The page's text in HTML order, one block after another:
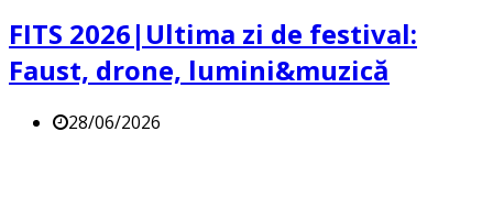
FITS 2026|Ultima zi de festival:
Faust, drone, lumini&muzică
28/06/2026